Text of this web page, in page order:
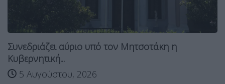
Συνεδριάζει αύριο υπό τον Μητσοτάκη η
Κυβερνητική...
5 Αυγούστου, 2026